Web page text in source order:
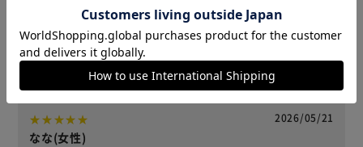
種類 : またたび付き
20個入り 購入
安くて良かったです
役に立った
2026/05/21
なな(女性)